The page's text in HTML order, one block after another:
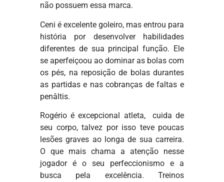
não possuem essa marca.
Ceni é excelente goleiro, mas entrou para
história por desenvolver habilidades
diferentes de sua principal função. Ele
se aperfeiçoou ao dominar as bolas com
os pés, na reposição de bolas durantes
as partidas e nas cobranças de faltas e
penâltis.
Rogério é excepcional atleta, cuida de
seu corpo, talvez por isso teve poucas
lesões graves ao longa de sua carreira.
O que mais chama a atenção nesse
jogador é o seu perfeccionismo e a
busca pela excelência. Treinos